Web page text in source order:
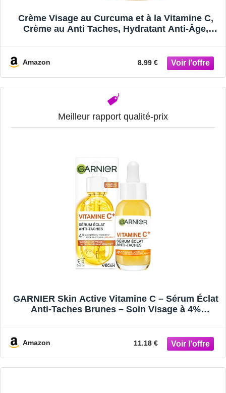
Crème Visage au Curcuma et à la Vitamine C,
Crème au Anti Taches, Hydratant Anti-Âge,
Apaisant, Radiant, 50g
Amazon 8.99 €
Meilleur rapport qualité-prix
GARNIER Skin Active Vitamine C – Sérum Éclat
Anti-Taches Brunes – Soin Visage à 4%
Peaux – 30 ml
Amazon 11.18 €